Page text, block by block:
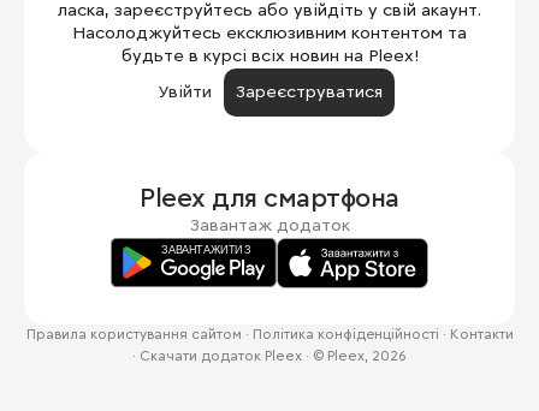
ласка, зареєструйтесь або увійдіть у свій акаунт.
Насолоджуйтесь ексклюзивним контентом та
будьте в курсі всіх новин на Pleex!
Увійти
Зареєструватися
Pleex для смартфона
Завантаж додаток
Правила користування сайтом · Політика конфіденційності · Контакти
· Скачати додаток Pleex · © Pleex, 2026